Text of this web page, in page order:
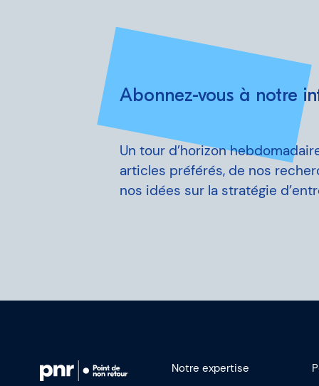
Abonnez-vous à notre
Un tour d’horizon
articles préférés, de nos
nos idées sur la stratégie
Notre expertise